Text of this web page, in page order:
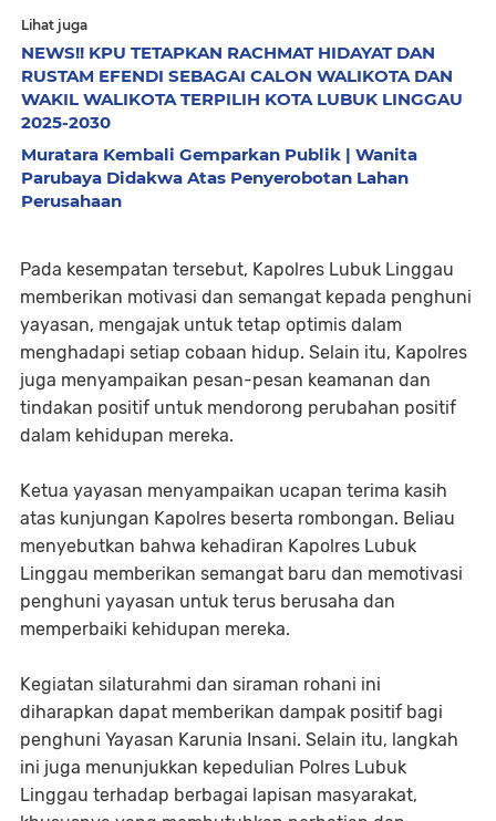
Lihat juga
NEWS!! KPU TETAPKAN RACHMAT HIDAYAT DAN
RUSTAM EFENDI SEBAGAI CALON WALIKOTA DAN
WAKIL WALIKOTA TERPILIH KOTA LUBUK LINGGAU
2025-2030
Muratara Kembali Gemparkan Publik | Wanita
Parubaya Didakwa Atas Penyerobotan Lahan
Perusahaan
Pada kesempatan tersebut, Kapolres Lubuk Linggau
memberikan motivasi dan semangat kepada penghuni
yayasan, mengajak untuk tetap optimis dalam
menghadapi setiap cobaan hidup. Selain itu, Kapolres
juga menyampaikan pesan-pesan keamanan dan
tindakan positif untuk mendorong perubahan positif
dalam kehidupan mereka.
Ketua yayasan menyampaikan ucapan terima kasih
atas kunjungan Kapolres beserta rombongan. Beliau
menyebutkan bahwa kehadiran Kapolres Lubuk
Linggau memberikan semangat baru dan memotivasi
penghuni yayasan untuk terus berusaha dan
memperbaiki kehidupan mereka.
Kegiatan silaturahmi dan siraman rohani ini
diharapkan dapat memberikan dampak positif bagi
penghuni Yayasan Karunia Insani. Selain itu, langkah
ini juga menunjukkan kepedulian Polres Lubuk
Linggau terhadap berbagai lapisan masyarakat,